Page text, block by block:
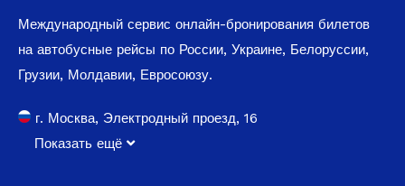
Международный сервис онлайн-бронирования билетов
на автобусные рейсы по России, Украине, Белоруссии,
Грузии, Молдавии, Евросоюзу.
г. Москва, Электродный проезд, 16
Показать ещё